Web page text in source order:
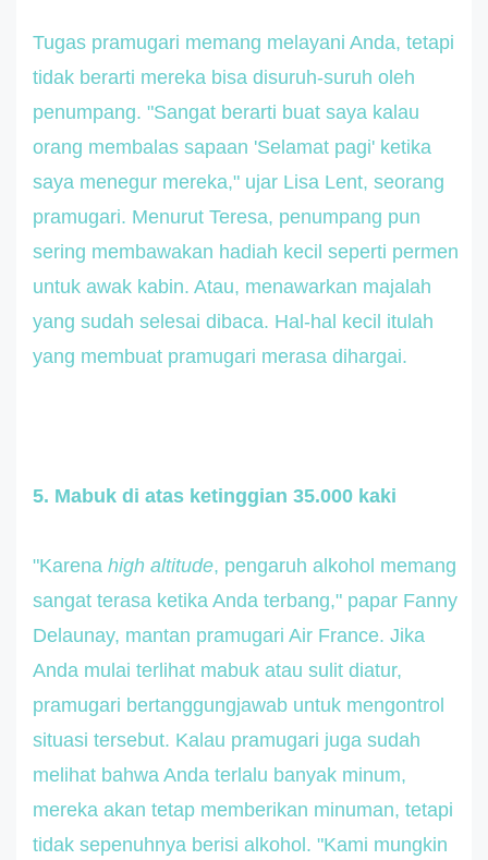
Tugas pramugari memang melayani Anda, tetapi
tidak berarti mereka bisa disuruh-suruh oleh
penumpang. "Sangat berarti buat saya kalau
orang membalas sapaan 'Selamat pagi' ketika
saya menegur mereka," ujar Lisa Lent, seorang
pramugari. Menurut Teresa, penumpang pun
sering membawakan hadiah kecil seperti permen
untuk awak kabin. Atau, menawarkan majalah
yang sudah selesai dibaca. Hal-hal kecil itulah
yang membuat pramugari merasa dihargai.
5. Mabuk di atas ketinggian 35.000 kaki
"Karena high altitude, pengaruh alkohol memang
sangat terasa ketika Anda terbang," papar Fanny
Delaunay, mantan pramugari Air France. Jika
Anda mulai terlihat mabuk atau sulit diatur,
pramugari bertanggungjawab untuk mengontrol
situasi tersebut. Kalau pramugari juga sudah
melihat bahwa Anda terlalu banyak minum,
mereka akan tetap memberikan minuman, tetapi
tidak sepenuhnya berisi alkohol. "Kami mungkin